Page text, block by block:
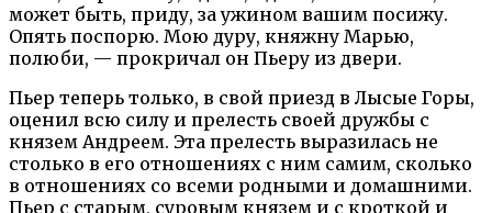
может быть, приду, за ужином вашим посижу.
Опять поспорю. Мою дуру, княжну Марью,
полюби, — прокричал он Пьеру из двери.
Пьер теперь только, в свой приезд в Лысые Горы,
оценил всю силу и прелесть своей дружбы с
князем Андреем. Эта прелесть выразилась не
столько в его отношениях с ним самим, сколько
в отношениях со всеми родными и домашними.
Пьер с старым, суровым князем и с кроткой и